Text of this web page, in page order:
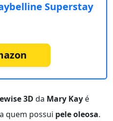
Superstay
3D da Mary Kay é
quem possui pele oleosa.